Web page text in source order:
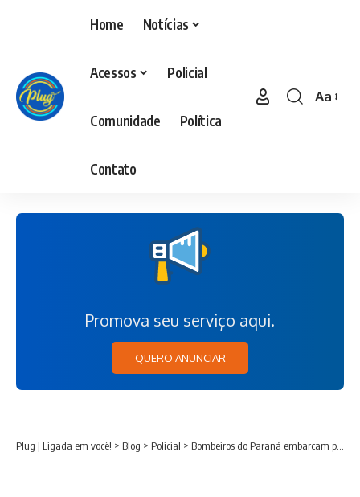
Home Notícias
Acessos Policial
Comunidade Política
Contato
Aa
Promova seu serviço aqui.
QUERO ANUNCIAR
Plug | Ligada em você! > Blog > Policial > Bombeiros do Paraná embarcam para socorrer vítimas do terremoto na Venezuela